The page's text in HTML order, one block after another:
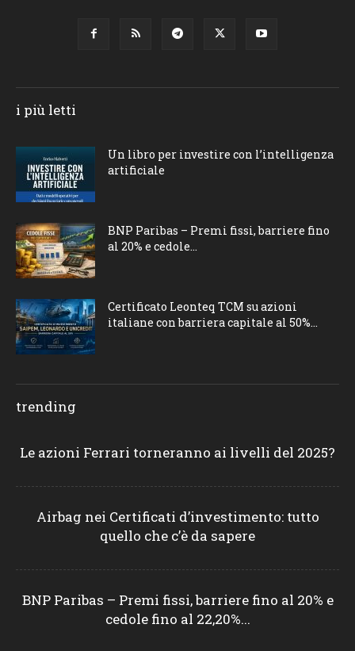
i più letti
Un libro per investire con l’intelligenza
artificiale
BNP Paribas – Premi fissi, barriere fino
al 20% e cedole...
Certificato Leonteq TCM su azioni
italiane con barriera capitale al 50%...
trending
Le azioni Ferrari torneranno ai livelli del 2025?
Airbag nei Certificati d’investimento: tutto
quello che c’è da sapere
BNP Paribas – Premi fissi, barriere fino al 20% e
cedole fino al 22,20%...